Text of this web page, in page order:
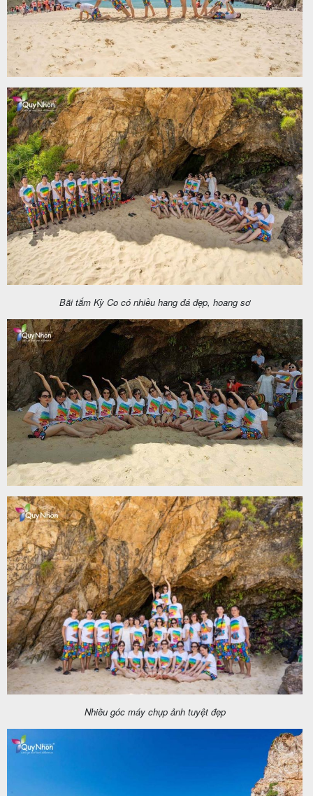
Liên
hệ
Bãi tắm Kỳ Co có nhiều hang đá đẹp, hoang sơ
Nhiều góc máy chụp ảnh tuyệt đẹp